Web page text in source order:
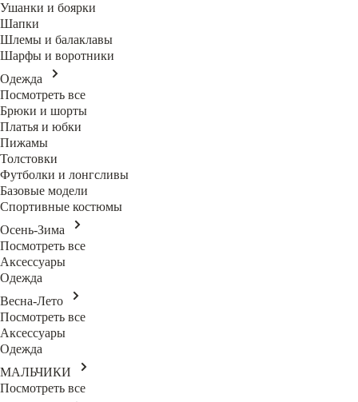
Ушанки и боярки
Шапки
Шлемы и балаклавы
Шарфы и воротники
Одежда
Посмотреть все
Брюки и шорты
Платья и юбки
Пижамы
Толстовки
Футболки и лонгсливы
Базовые модели
Спортивные костюмы
Осень-Зима
Посмотреть все
Аксессуары
Одежда
Весна-Лето
Посмотреть все
Аксессуары
Одежда
МАЛЬЧИКИ
Посмотреть все